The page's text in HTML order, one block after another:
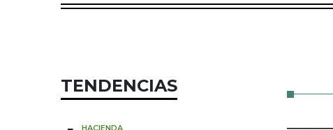
TENDENCIAS
HACIENDA